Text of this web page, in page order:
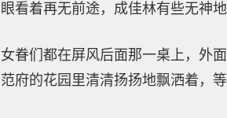
看着再无前途，成佳林有些无神
眷们都在屏风后面那一桌上，外
府的花园里清清扬扬地飘洒着，等